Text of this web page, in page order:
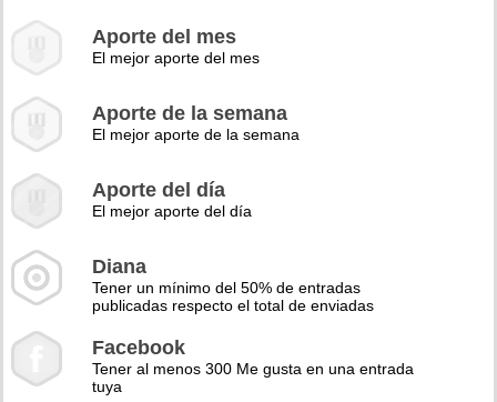
Aporte del mes
El mejor aporte del mes
Aporte de la semana
El mejor aporte de la semana
Aporte del día
El mejor aporte del día
Diana
Tener un mínimo del 50% de entradas
publicadas respecto el total de enviadas
Facebook
Tener al menos 300 Me gusta en una entrada
tuya